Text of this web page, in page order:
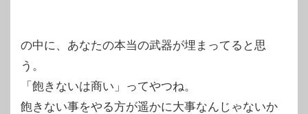
の中に、あなたの本当の武器が埋まってると思
う。
「飽きないは商い」ってやつね。
飽きない事をやる方が遥かに大事なんじゃないか